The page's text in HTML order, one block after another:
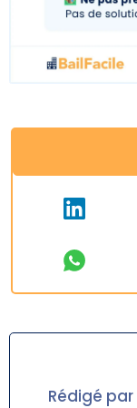
Rédigé par